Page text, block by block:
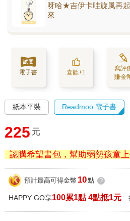
呀哈★吉伊卡哇旋風再
來
電子書 喜歡+1
寫評
賺金
紙本平裝 Readmoo 電子書
225 元
認購希望書包，幫助弱勢孩童上
預計最高可得金幣 10點 ?
HAPPY GO享100累1點 4點抵1元